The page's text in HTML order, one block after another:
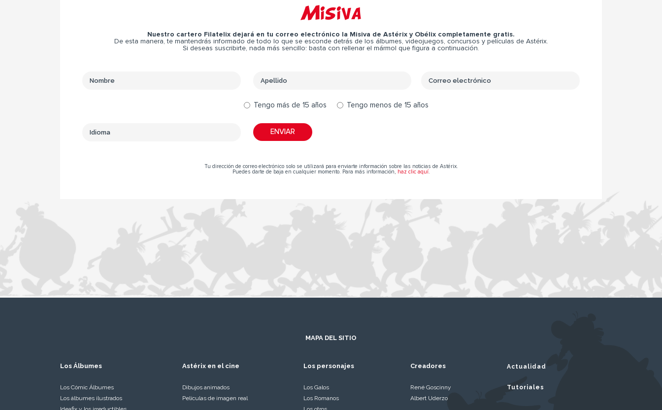
Misiva
Nuestro cartero Filatelix dejará en tu correo electrónico la Misiva de Astérix y Obélix completamente gratis.
De esta manera, te mantendrás informado de todo lo que se esconde detrás de los álbumes, videojuegos, concursos y películas de Astérix.
Si deseas suscribirte, nada más sencillo: basta con rellenar el mármol que figura a continuación.
Tengo más de 15 años Tengo menos de 15 años
Tu dirección de correo electrónico solo se utilizará para enviarte información sobre las noticias de Astérix.
Puedes darte de baja en cualquier momento. Para más información,
haz clic aquí.
MAPA DEL SITIO
Los Álbumes
Los Cómic Álbumes
Los álbumes ilustrados
Astérix en el cine
Dibujos animados
Películas de imagen real
Los personajes
Los Galos
Los Romanos
Creadores
René Goscinny
Albert Uderzo
Actualidad
Tutoriales